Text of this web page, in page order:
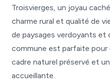
Troisvierges, un joyau
charme rural et qualité de
de paysages verdoyants
commune est parfaite
cadre naturel préservé et
accueillante.